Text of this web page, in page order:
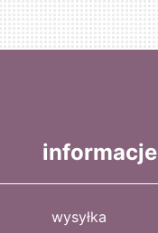
informacje
wysyłka